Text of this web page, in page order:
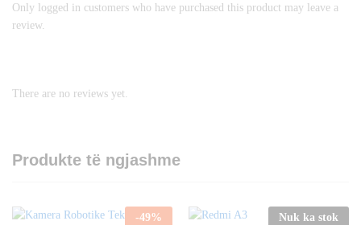
Only logged in customers who have purchased this product may leave a
review.
There are no reviews yet.
Produkte të ngjashme
-49% Nuk ka stok